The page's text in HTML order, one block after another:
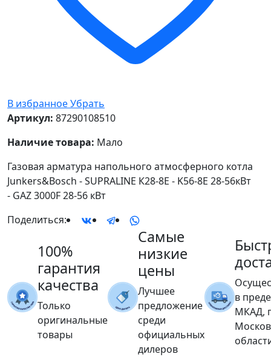
В избранноеУбрать
Артикул: 87290108510
Наличие товара: Мало
Газовая арматура напольного атмосферного котла
Junkers&Bosch - SUPRALINE К28-8E - K56-8E 28-56кВт
- GAZ 3000F 28-56 кВт
Поделиться:
100%
гарантия
качества
Только
оригинальные
товары
Самые
низкие
цены
Лучшее
предложение
среди
официальных
дилеров
в
МКАД,